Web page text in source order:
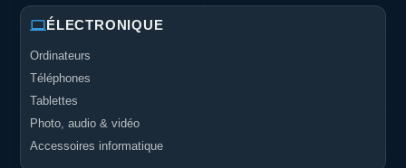
ÉLECTRONIQUE
Ordinateurs
Téléphones
Tablettes
Photo, audio & vidéo
Accessoires informatique